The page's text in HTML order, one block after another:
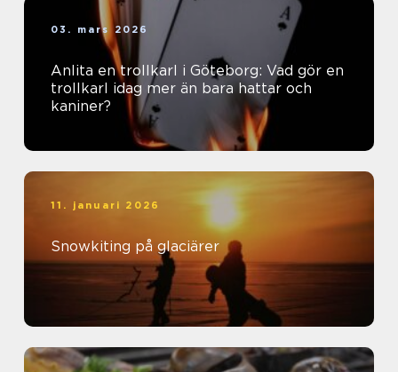
03. mars 2026
Anlita en trollkarl i Göteborg: Vad gör en
trollkarl idag mer än bara hattar och
kaniner?
11. januari 2026
Snowkiting på glaciärer